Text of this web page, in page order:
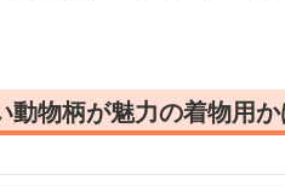
動物柄が魅力の着物用